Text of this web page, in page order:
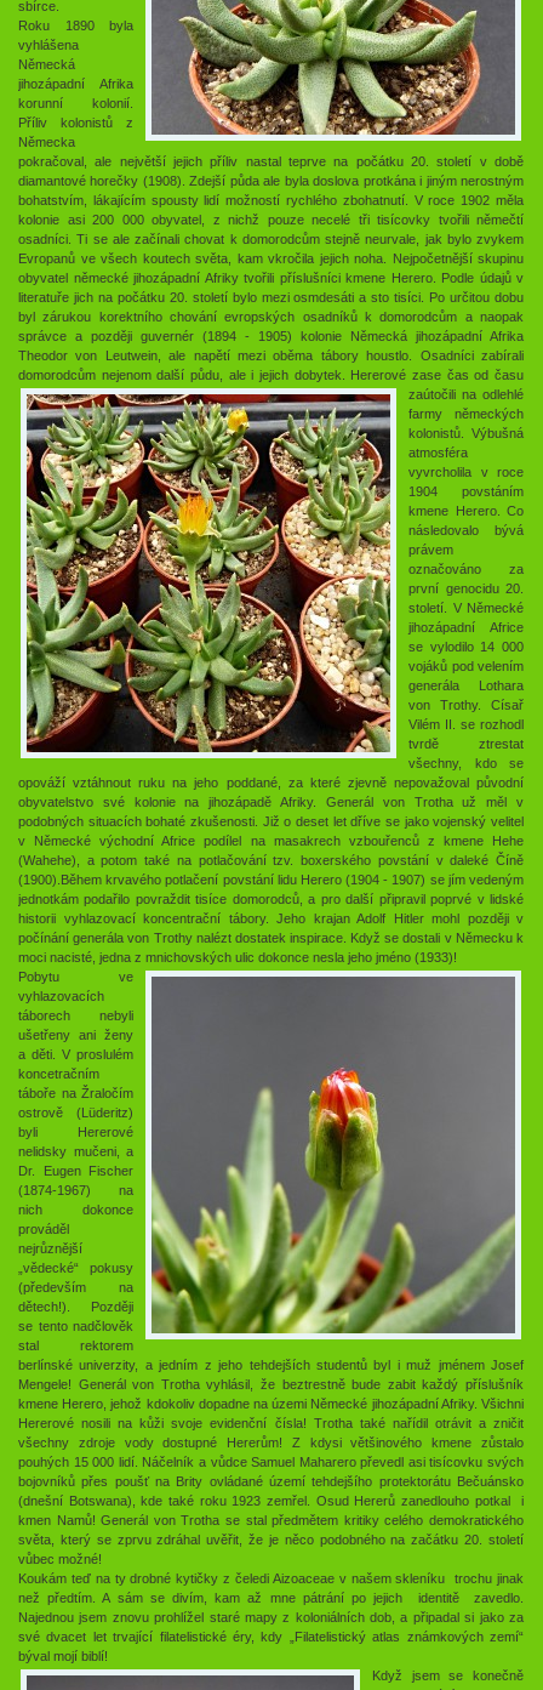
sbírce.
Roku 1890 byla
vyhlášena
Německá
jihozápadní Afrika
korunní kolonií.
Příliv kolonistů z
Německa
pokračoval, ale největší jejich příliv nastal teprve na počátku 20. století v době
diamantové horečky (1908). Zdejší půda ale byla doslova protkána i jiným nerostným
bohatstvím, lákajícím spousty lidí možností rychlého zbohatnutí. V roce 1902 měla
kolonie asi 200 000 obyvatel, z nichž pouze necelé tři tisícovky tvořili němečtí
osadníci. Ti se ale začínali chovat k domorodcům stejně neurvale, jak bylo zvykem
Evropanů ve všech koutech světa, kam vkročila jejich noha. Nejpočetnější skupinu
obyvatel německé jihozápadní Afriky tvořili příslušníci kmene Herero. Podle údajů v
literatuře jich na počátku 20. století bylo mezi osmdesáti a sto tisíci. Po určitou dobu
byl zárukou korektního chování evropských osadníků k domorodcům a naopak
správce a později guvernér (1894 - 1905) kolonie Německá jihozápadní Afrika
Theodor von Leutwein, ale napětí mezi oběma tábory houstlo. Osadníci zabírali
domorodcům nejenom další půdu, ale i jejich dobytek. Hererové zase čas od času
zaútočili na odlehlé
farmy německých
kolonistů. Výbušná
atmosféra
vyvrcholila v roce
1904 povstáním
kmene Herero. Co
následovalo bývá
právem
označováno za
první genocidu 20.
století. V Německé
jihozápadní Africe
se vylodilo 14 000
vojáků pod velením
generála Lothara
von Trothy. Císař
Vilém II. se rozhodl
tvrdě ztrestat
všechny, kdo se
opováží vztáhnout ruku na jeho poddané, za které zjevně nepovažoval původní
obyvatelstvo své kolonie na jihozápadě Afriky. Generál von Trotha už měl v
podobných situacích bohaté zkušenosti. Již o deset let dříve se jako vojenský velitel
v Německé východní Africe podílel na masakrech vzbouřenců z kmene Hehe
(Wahehe), a potom také na potlačování tzv. boxerského povstání v daleké Číně
(1900).Během krvavého potlačení povstání lidu Herero (1904 - 1907) se jím vedeným
jednotkám podařilo povraždit tisíce domorodců, a pro další připravil poprvé v lidské
historii vyhlazovací koncentrační tábory. Jeho krajan Adolf Hitler mohl později v
počínání generála von Trothy nalézt dostatek inspirace. Když se dostali v Německu k
moci nacisté, jedna z mnichovských ulic dokonce nesla jeho jméno (1933)!
Pobytu ve
vyhlazovacích
táborech nebyli
ušetřeny ani ženy
a děti. V proslulém
koncetračním
táboře na Žraločím
ostrově (Lüderitz)
byli Hererové
nelidsky mučeni, a
Dr. Eugen Fischer
(1874-1967) na
nich dokonce
prováděl
nejrůznější
„vědecké“ pokusy
(především na
dětech!). Později
se tento nadčlověk
stal rektorem
berlínské univerzity, a jedním z jeho tehdejších studentů byl i muž jménem Josef
Mengele! Generál von Trotha vyhlásil, že beztrestně bude zabit každý příslušník
kmene Herero, jehož kdokoliv dopadne na územi Německé jihozápadní Afriky. Všichni
Hererové nosili na kůži svoje evidenční čísla! Trotha také nařídil otrávit a zničit
všechny zdroje vody dostupné Hererům! Z kdysi většinového kmene zůstalo
pouhých 15 000 lidí. Náčelník a vůdce Samuel Maharero převedl asi tisícovku svých
bojovníků přes poušť na Brity ovládané území tehdejšího protektorátu Bečuánsko
(dnešní Botswana), kde také roku 1923 zemřel. Osud Hererů zanedlouho potkal i
kmen Namů! Generál von Trotha se stal předmětem kritiky celého demokratického
světa, který se zprvu zdráhal uvěřit, že je něco podobného na začátku 20. století
vůbec možné!
Koukám teď na ty drobné kytičky z čeledi Aizoaceae v našem skleníku trochu jinak
než předtím. A sám se divím, kam až mne pátrání po jejich identitě zavedlo.
Najednou jsem znovu prohlížel staré mapy z koloniálních dob, a připadal si jako za
své dvacet let trvající filatelistické éry, kdy „Filatelistický atlas známkových zemí“
býval mojí biblí!
Když jsem se konečně